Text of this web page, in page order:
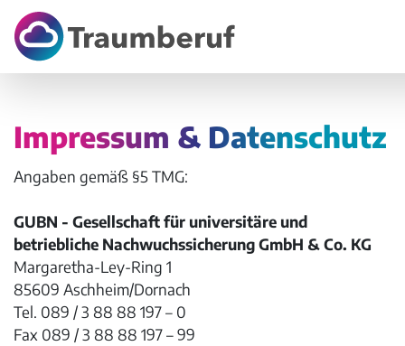
Impressum & Datenschutz
Angaben gemäß §5 TMG:
GUBN - Gesellschaft für universitäre und
betriebliche Nachwuchssicherung GmbH & Co. KG
Margaretha-Ley-Ring 1
85609 Aschheim/Dornach
Tel. 089 / 3 88 88 197 – 0
Fax 089 / 3 88 88 197 – 99